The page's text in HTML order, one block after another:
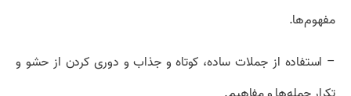
مفهوم‌ها.
– استفاده از جملات ساده، کوتاه و جذاب و دوری کردن از حشو و